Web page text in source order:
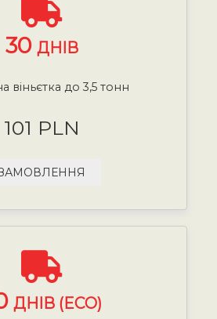
30 ДНІВ
віньєтка до 3,5 тонн
101 PLN
ДНІВ (ECO)